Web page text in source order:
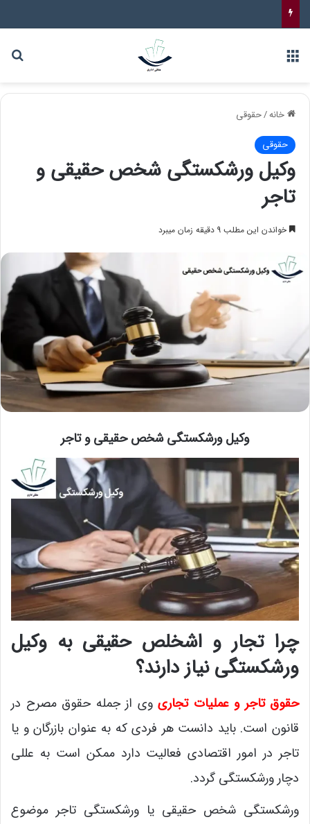
خانه/حقوقی
حقوقی
وکیل ورشکستگی شخص حقیقی و
تاجر
خواندن این مطلب 9 دقیقه زمان میبرد
وکیل ورشکستگی شخص حقیقی و تاجر
چرا تجار و اشخلص حقیقی به وکیل
ورشکستگی نیاز دارند؟
حقوق تاجر و عملیات تجاری وی از جمله حقوق مصرح در
قانون است. باید دانست هر فردی که به عنوان بازرگان و یا
تاجر در امور اقتصادی فعالیت دارد ممکن است به عللی
دچار ورشکستگی گردد.
ورشکستگی شخص حقیقی یا ورشکستگی تاجر موضوع